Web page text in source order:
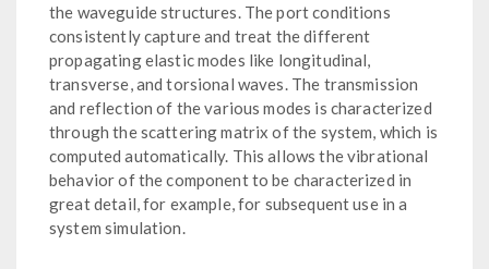
the waveguide structures. The port conditions
consistently capture and treat the different
propagating elastic modes like longitudinal,
transverse, and torsional waves. The transmission
and reflection of the various modes is characterized
through the scattering matrix of the system, which is
computed automatically. This allows the vibrational
behavior of the component to be characterized in
great detail, for example, for subsequent use in a
system simulation.